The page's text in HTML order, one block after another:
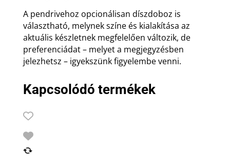
A pendrivehoz opcionálisan díszdoboz is
választható, melynek színe és kialakítása az
aktuális készletnek megfelelően változik, de
preferenciádat – melyet a megjegyzésben
jelezhetsz – igyekszünk figyelembe venni.
Kapcsolódó termékek